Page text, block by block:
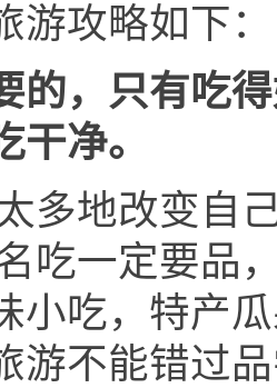
游攻略如下：
的，只有吃
净。
多地改变自
吃一定要品
小吃，特产
游不能错过